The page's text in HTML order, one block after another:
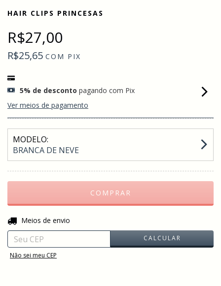
HAIR CLIPS PRINCESAS
R$27,00
R$25,65 COM PIX
5% de desconto pagando com Pix
Ver meios de pagamento
MODELO:
BRANCA DE NEVE
Entregas para o CEP:
Meios de envio
CALCULAR
Não sei meu CEP